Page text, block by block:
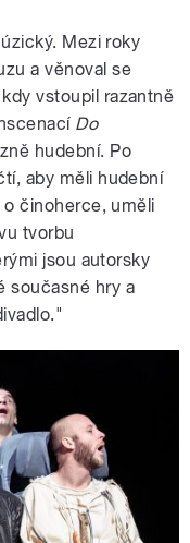
Mezi roky
a věnoval se
vstoupil razantně
Do
hudební. Po
aby měli hudební
činoherce, uměli
tvorbu
jsou autorsky
současné hry a